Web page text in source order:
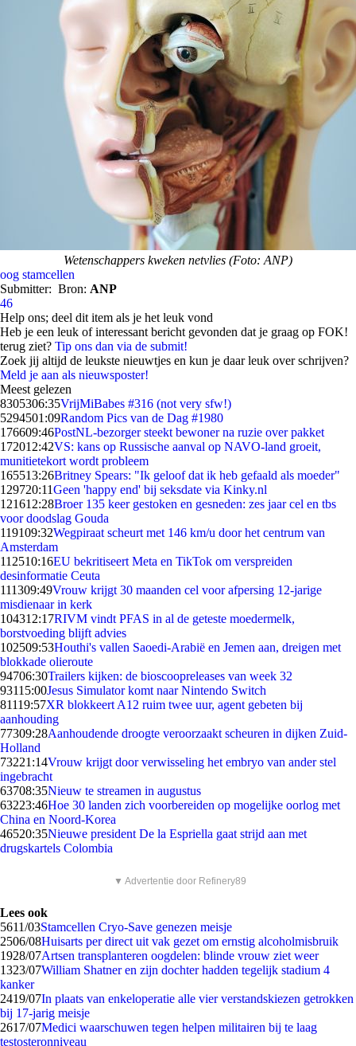
Wetenschappers kweken netvlies (Foto: ANP)
oog stamcellen
Submitter: Bron: ANP
46
Help ons; deel dit item als je het leuk vond
Heb je een leuk of interessant bericht gevonden dat je graag op FOK!
terug ziet? Tip ons dan via de submit!
Zoek jij altijd de leukste nieuwtjes en kun je daar leuk over schrijven?
Meld je aan als nieuwsposter!
Meest gelezen
8305306:35VrijMiBabes #316 (not very sfw!)
5294501:09Random Pics van de Dag #1980
176609:46PostNL-bezorger steekt bewoner na ruzie over pakket
172012:42VS: kans op Russische aanval op NAVO-land groeit,
munitietekort wordt probleem
165513:26Britney Spears: "Ik geloof dat ik heb gefaald als moeder"
129720:11Geen 'happy end' bij seksdate via Kinky.nl
121612:28Broer 135 keer gestoken en gesneden: zes jaar cel en tbs
voor doodslag Gouda
119109:32Wegpiraat scheurt met 146 km/u door het centrum van
Amsterdam
112510:16EU bekritiseert Meta en TikTok om verspreiden
desinformatie Ceuta
111309:49Vrouw krijgt 30 maanden cel voor afpersing 12-jarige
misdienaar in kerk
104312:17RIVM vindt PFAS in al de geteste moedermelk,
borstvoeding blijft advies
102509:53Houthi's vallen Saoedi-Arabië en Jemen aan, dreigen met
blokkade olieroute
94706:30Trailers kijken: de bioscoopreleases van week 32
93115:00Jesus Simulator komt naar Nintendo Switch
81119:57XR blokkeert A12 ruim twee uur, agent gebeten bij
aanhouding
77309:28Aanhoudende droogte veroorzaakt scheuren in dijken Zuid-
Holland
73221:14Vrouw krijgt door verwisseling het embryo van ander stel
ingebracht
63708:35Nieuw te streamen in augustus
63223:46Hoe 30 landen zich voorbereiden op mogelijke oorlog met
China en Noord-Korea
46520:35Nieuwe president De la Espriella gaat strijd aan met
drugskartels Colombia
▼ Advertentie door Refinery89
Lees ook
5611/03Stamcellen Cryo-Save genezen meisje
2506/08Huisarts per direct uit vak gezet om ernstig alcoholmisbruik
1928/07Artsen transplanteren oogdelen: blinde vrouw ziet weer
1323/07William Shatner en zijn dochter hadden tegelijk stadium 4
kanker
2419/07In plaats van enkeloperatie alle vier verstandskiezen getrokken
bij 17-jarig meisje
2617/07Medici waarschuwen tegen helpen militairen bij te laag
testosteronniveau